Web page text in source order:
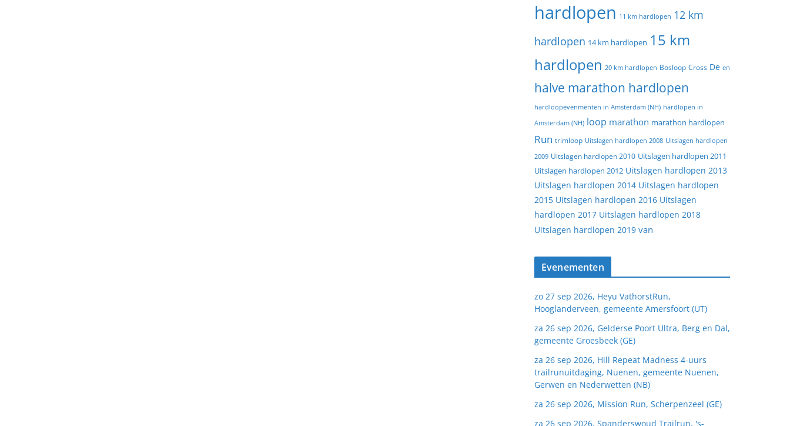
hardlopen 11 km hardlopen 12 km
hardlopen 14 km hardlopen 15 km
hardlopen 20 km hardlopen Bosloop Cross De en
halve marathon hardlopen
hardloopevenmenten in Amsterdam (NH) hardlopen in
Amsterdam (NH) loop marathon marathon hardlopen
Run trimloop Uitslagen hardlopen 2008 Uitslagen hardlopen
2009 Uitslagen hardlopen 2010 Uitslagen hardlopen 2011
Uitslagen hardlopen 2012 Uitslagen hardlopen 2013
Uitslagen hardlopen 2014 Uitslagen hardlopen
2015 Uitslagen hardlopen 2016 Uitslagen
hardlopen 2017 Uitslagen hardlopen 2018
Uitslagen hardlopen 2019 van
Evenementen
zo 27 sep 2026, Heyu VathorstRun,
Hooglanderveen, gemeente Amersfoort (UT)
za 26 sep 2026, Gelderse Poort Ultra, Berg en Dal,
gemeente Groesbeek (GE)
za 26 sep 2026, Hill Repeat Madness 4-uurs
trailrunuitdaging, Nuenen, gemeente Nuenen,
Gerwen en Nederwetten (NB)
za 26 sep 2026, Mission Run, Scherpenzeel (GE)
za 26 sep 2026, Spanderswoud Trailrun, 's-